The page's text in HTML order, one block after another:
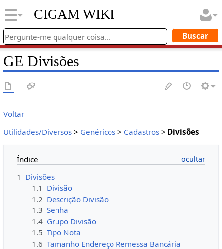
CIGAM WIKI
GE Divisões
Voltar
Utilidades/Diversos> Genéricos> Cadastros> Divisões
Índice
1 Divisões
1.1 Divisão
1.2 Descrição Divisão
1.3 Senha
1.4 Grupo Divisão
1.5 Tipo Nota
1.6 Tamanho Endereço Remessa Bancária